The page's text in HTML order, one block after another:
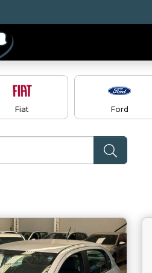
Fiat Ford